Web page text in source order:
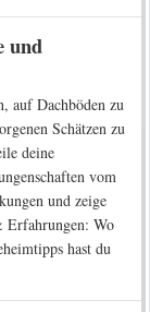
und
auf Dachböden zu
Schätzen zu
deine
vom
und zeige
Erfahrungen: Wo
hast du